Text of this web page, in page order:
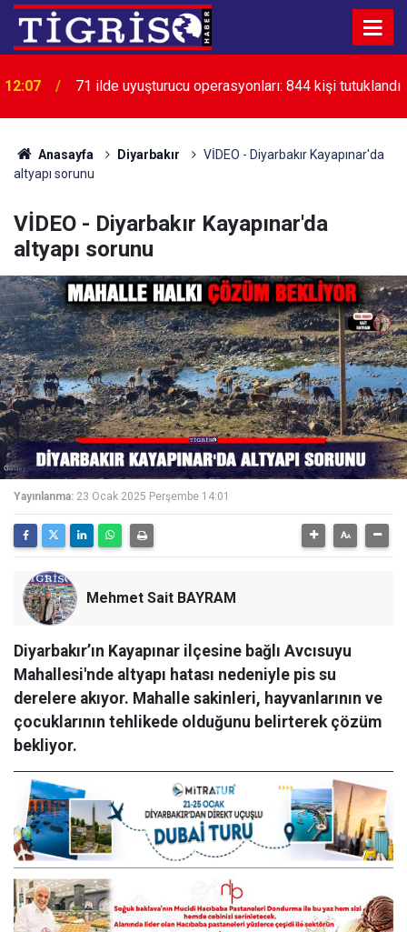
11:51 Bugün burçlar ne söylüyor?
Anasayfa Diyarbakır
VİDEO - Diyarbakır Kayapınar'da
altyapı sorunu
VİDEO - Diyarbakır Kayapınar'da
altyapı sorunu
Yayınlanma: 23 Ocak 2025 Perşembe 14:01
Mehmet Sait BAYRAM
Diyarbakır’ın Kayapınar ilçesine bağlı Avcısuyu
Mahallesi'nde altyapı hatası nedeniyle pis su
derelere akıyor. Mahalle sakinleri, hayvanlarının ve
çocuklarının tehlikede olduğunu belirterek çözüm
bekliyor.